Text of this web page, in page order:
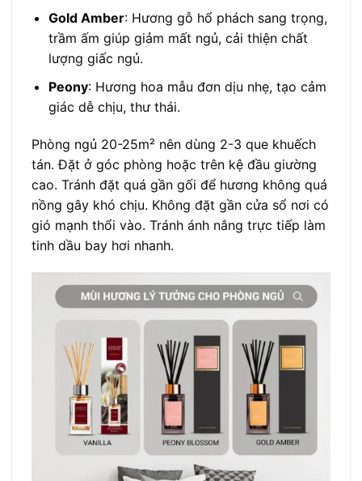
Gold Amber: Hương gỗ hổ phách sang trọng,
trầm ấm giúp giảm mất ngủ, cải thiện chất
lượng giấc ngủ.
Peony: Hương hoa mẫu đơn dịu nhẹ, tạo cảm
giác dễ chịu, thư thái.
Phòng ngủ 20-25m² nên dùng 2-3 que khuếch
tán. Đặt ở góc phòng hoặc trên kệ đầu giường
cao. Tránh đặt quá gần gối để hương không quá
nồng gây khó chịu. Không đặt gần cửa sổ nơi có
gió mạnh thổi vào. Tránh ánh nắng trực tiếp làm
tinh dầu bay hơi nhanh.